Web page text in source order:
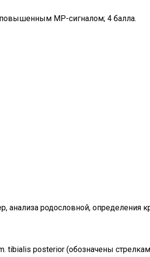
повышенным МР-сигналом; 4 балла.
родословной, определения
tibialis posterior (обозначены